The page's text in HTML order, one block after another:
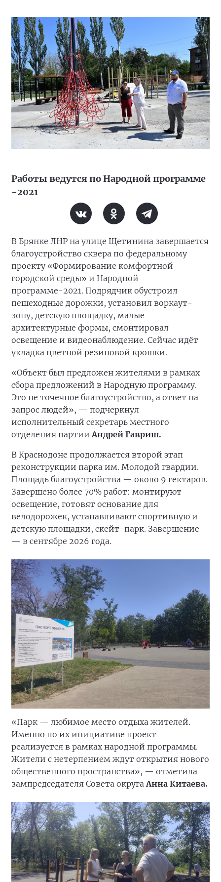
Работы ведутся по Народной программе
−2021
В Брянке ЛНР на улице Щетинина завершается
благоустройство сквера по федеральному
проекту «Формирование комфортной
городской среды» и Народной
программе-2021. Подрядчик обустроил
пешеходные дорожки, установил воркаут-
зону, детскую площадку, малые
архитектурные формы, смонтировал
освещение и видеонаблюдение. Сейчас идёт
укладка цветной резиновой крошки.
«Объект был предложен жителями в рамках
сбора предложений в Народную программу.
Это не точечное благоустройство, а ответ на
запрос людей», — подчеркнул
исполнительный секретарь местного
отделения партииАндрей Гавриш.
В Краснодоне продолжается второй этап
реконструкции парка им. Молодой гвардии.
Площадь благоустройства — около 9 гектаров.
Завершено более 70% работ: монтируют
освещение, готовят основание для
велодорожек, устанавливают спортивную и
детскую площадки, скейт-парк. Завершение
— в сентябре 2026 года.
«Парк — любимое место отдыха жителей.
Именно по их инициативе проект
реализуется в рамках народной программы.
Жители с нетерпением ждут открытия нового
общественного пространства», — отметила
зампредседателя Совета округа Анна Китаева.